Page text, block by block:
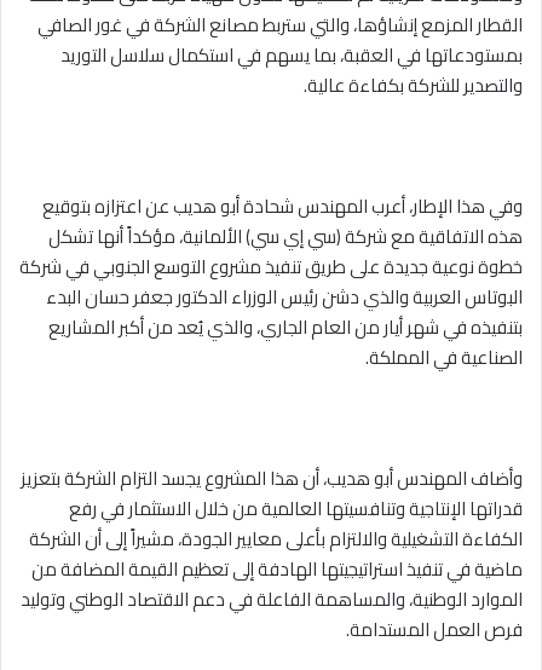
القطار المزمع إنشاؤها، والتي ستربط مصانع الشركة في غور الصافي
بمستودعاتها في العقبة، بما يسهم في استكمال سلاسل التوريد
والتصدير للشركة بكفاءة عالية.
وفي هذا الإطار، أعرب المهندس شحادة أبو هديب عن اعتزازه بتوقيع
هذه الاتفاقية مع شركة (سي إي سي) الألمانية، مؤكداً أنها تشكل
خطوة نوعية جديدة على طريق تنفيذ مشروع التوسع الجنوبي في شركة
البوتاس العربية والذي دشن رئيس الوزراء الدكتور جعفر حسان البدء
بتنفيذه في شهر أيار من العام الجاري، والذي يُعد من أكبر المشاريع
الصناعية في المملكة.
وأضاف المهندس أبو هديب، أن هذا المشروع يجسد التزام الشركة بتعزيز
قدراتها الإنتاجية وتنافسيتها العالمية من خلال الاستثمار في رفع
الكفاءة التشغيلية والالتزام بأعلى معايير الجودة، مشيراً إلى أن الشركة
ماضية في تنفيذ استراتيجيتها الهادفة إلى تعظيم القيمة المضافة من
الموارد الوطنية، والمساهمة الفاعلة في دعم الاقتصاد الوطني وتوليد
فرص العمل المستدامة.